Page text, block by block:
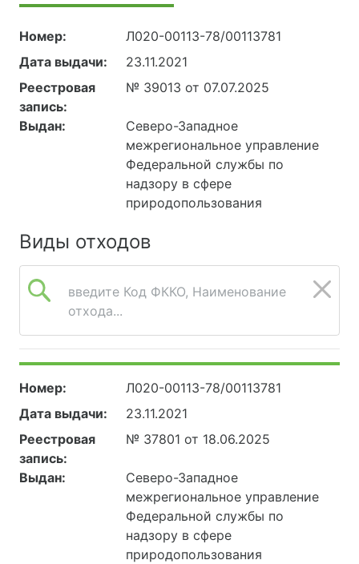
Номер:
Л020-00113-78/00113781
Дата выдачи:
23.11.2021
Реестровая
запись:
№ 39013 от 07.07.2025
Выдан:
Северо-Западное
межрегиональное управление
Федеральной службы по
надзору в сфере
природопользования
Виды отходов
введите Код ФККО, Наименование
отхода...
Номер:
Л020-00113-78/00113781
Дата выдачи:
23.11.2021
Реестровая
запись:
№ 37801 от 18.06.2025
Выдан:
Северо-Западное
межрегиональное управление
Федеральной службы по
надзору в сфере
природопользования